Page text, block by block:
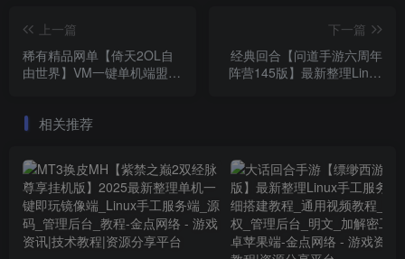
上一篇
稀有精品网单【倚天2OL自
由世界】VM一键单机端盟主
下一篇
经典回合【问道手游六周年
阵营145版】最新整理Linux
相关推荐